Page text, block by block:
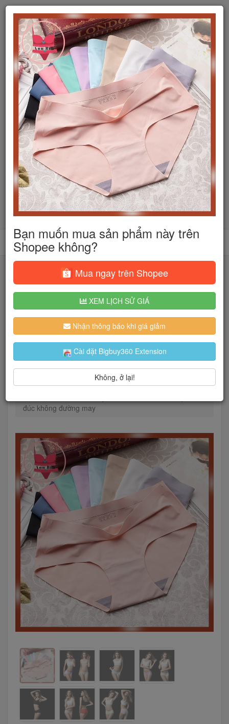
Tìm kiếm
Người dùng đang quan tâm đến 🔥...
Trang chủ Thời Trang Nữ Đồ lót
Quần lót
đúc không đường may
Bạn muốn mua sản phẩm này trên
Shopee không?
Mua ngay trên Shopee
XEM LỊCH SỬ GIÁ
Nhận thông báo khi giá giảm
Cài đặt Bigbuy360 Extension
Không, ở lại!